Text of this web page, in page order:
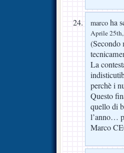
marco ha
Aprile
(Secondo
La
perchè i
Questo
quello di
l’anno…
Marco